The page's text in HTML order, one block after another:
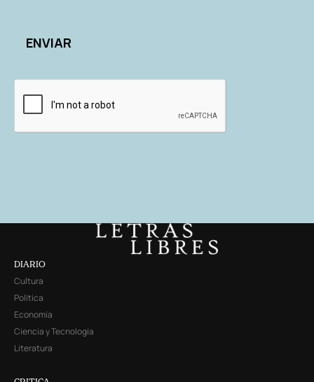
DIARIO
Cultura
Política
Economía
Ciencia y Tecnología
Literatura